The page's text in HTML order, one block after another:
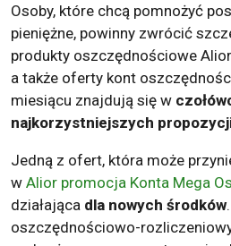
Osoby, które chcą pomnożyć
pieniężne, powinny zwrócić
produkty oszczędnościowe
a także oferty kont
miesiącu znajdują się w
najkorzystniejszych
Jedną z ofert, która może
w Alior promocja Konta Mega
działająca dla nowych środków
oszczędnościowo-